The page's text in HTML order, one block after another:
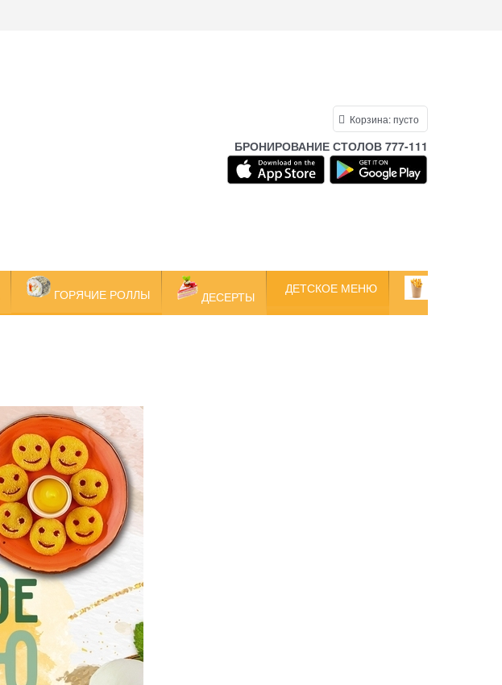
Корзина:пусто
БРОНИРОВАНИЕ СТОЛОВ 777-111
ГОРЯЧИЕ РОЛЛЫ ДЕСЕРТЫ
ДЕТСКОЕ МЕНЮ